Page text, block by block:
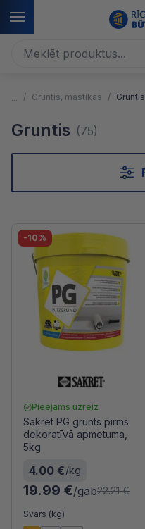
Gruntis, mastikas Gruntis
Gruntis (75)
-10%
Pieejams uzreiz
Sakret PG grunts pirms
dekoratīvā apmetuma,
5kg
4.00 €/kg
19.99 €/gab22.21 €
Svars (kg)